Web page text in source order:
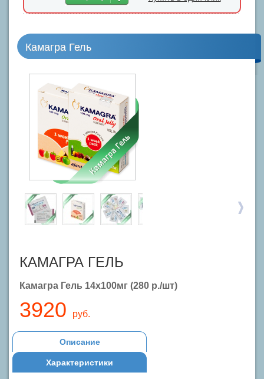
Камагра Гель
КАМАГРА ГЕЛЬ
Камагра Гель 14х100мг (280 р./шт)
3920 руб.
Описание
Характеристики